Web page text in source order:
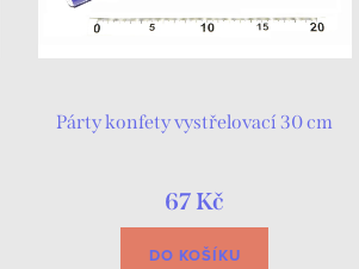
Párty konfety vystřelovací 30 cm
67 Kč
DO KOŠÍKU